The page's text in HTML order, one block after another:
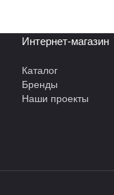
Интернет-магазин
Каталог
Бренды
Наши проекты